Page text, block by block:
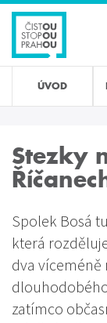
Přejít
hlavnímu
obsahu
ÚVOD
Stezky
Spolek Bosá
která
dva víceméně
zatímco